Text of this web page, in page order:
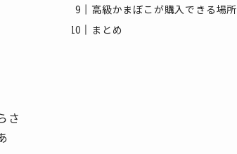
さ
高級かまぼこが購入できる場所
まとめ